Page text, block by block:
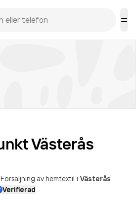
Västerås
Försäljning av hemtextil i Västerås
Verifierad